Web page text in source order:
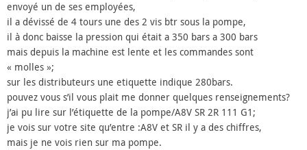
envoyé un de ses employées,
il a dévissé de 4 tours une des 2 vis btr sous la pompe,
il à donc baisse la pression qui était a 350 bars a 300 bars
mais depuis la machine est lente et les commandes sont
« molles »;
sur les distributeurs une etiquette indique 280bars.
pouvez vous s’il vous plait me donner quelques renseignements?
j’ai pu lire sur l’étiquette de la pompe/A8V SR 2R 111 G1;
je vois sur votre site qu’entre :A8V et SR il y a des chiffres,
mais je ne vois rien sur ma pompe.